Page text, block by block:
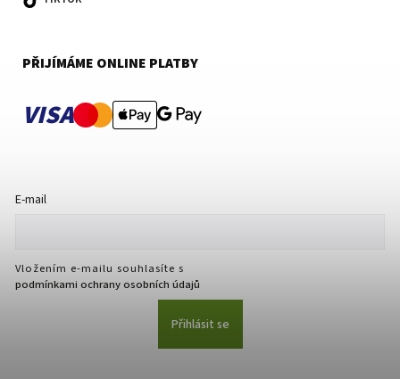
PŘIJÍMÁME ONLINE PLATBY
VISA
E-mail
Vložením e-mailu souhlasíte s
podmínkami ochrany osobních údajů
Přihlásit se